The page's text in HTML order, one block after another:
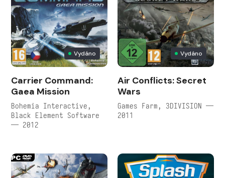
Vydáno
Carrier Command:
Gaea Mission
Bohemia Interactive,
Black Element Software
— 2012
Vydáno
Air Conflicts: Secret
Wars
Games Farm, 3DIVISION —
2011